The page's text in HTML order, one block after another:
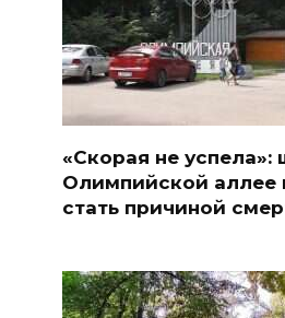
«Скорая не успела»:
Олимпийской аллее
стать причиной